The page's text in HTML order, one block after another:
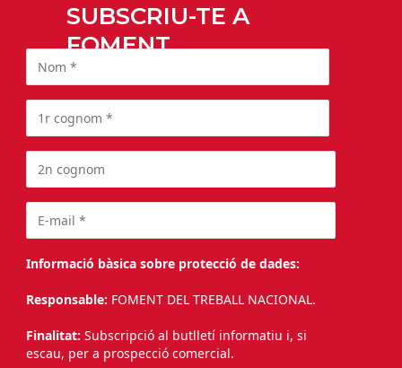
SUBSCRIU-TE A
FOMENT
Informació bàsica sobre protecció de dades:
Responsable: FOMENT DEL TREBALL NACIONAL.
Finalitat: Subscripció al butlletí informatiu i, si
escau, per a prospecció comercial.